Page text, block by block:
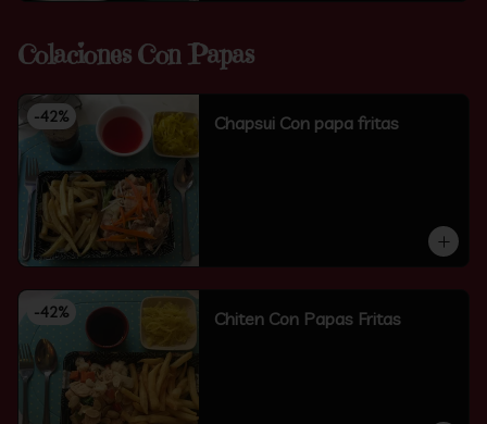
Colaciones Con Papas
-42% Chapsui Con papa fritas
-42% Chiten Con Papas Fritas